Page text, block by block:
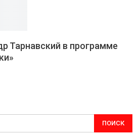
Тарнавский в программе